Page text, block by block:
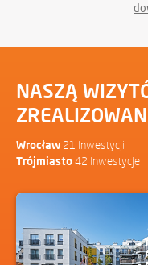
NASZĄ
Wrocław21 Inwestycji
Trójmiasto42 Inwestycje